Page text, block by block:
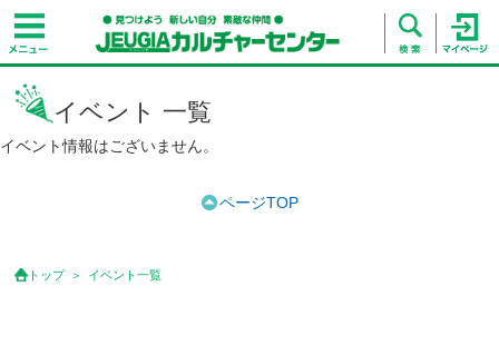
イベント 一覧
イベント情報はございません。
ページTOP
トップ イベント一覧